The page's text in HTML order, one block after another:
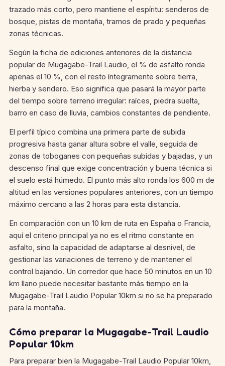
trazado más corto, pero mantiene el espíritu: senderos de
bosque, pistas de montaña, tramos de prado y pequeñas
zonas técnicas.
Según la ficha de ediciones anteriores de la distancia
popular de Mugagabe-Trail Laudio, el % de asfalto ronda
apenas el 10 %, con el resto íntegramente sobre tierra,
hierba y sendero. Eso significa que pasará la mayor parte
del tiempo sobre terreno irregular: raíces, piedra suelta,
barro en caso de lluvia, cambios constantes de pendiente.
El perfil típico combina una primera parte de subida
progresiva hasta ganar altura sobre el valle, seguida de
zonas de toboganes con pequeñas subidas y bajadas, y un
descenso final que exige concentración y buena técnica si
el suelo está húmedo. El punto más alto ronda los 600 m de
altitud en las versiones populares anteriores, con un tiempo
máximo cercano a las 2 horas para esta distancia.
En comparación con un 10 km de ruta en España o Francia,
aquí el criterio principal ya no es el ritmo constante en
asfalto, sino la capacidad de adaptarse al desnivel, de
gestionar las variaciones de terreno y de mantener el
control bajando. Un corredor que hace 50 minutos en un 10
km llano puede necesitar bastante más tiempo en la
Mugagabe-Trail Laudio Popular 10km si no se ha preparado
para la montaña.
Cómo preparar la Mugagabe-Trail Laudio
Popular 10km
Para preparar bien la Mugagabe-Trail Laudio Popular 10km,